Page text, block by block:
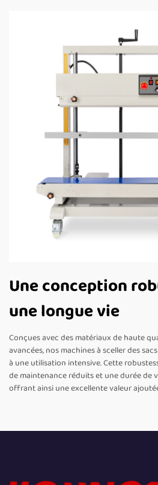
Une conception
une longue vie
Conçues avec des matériaux de haute
avancées, nos machines à sceller des
à une utilisation intensive. Cette
de maintenance réduits et une durée de
offrant ainsi une excellente valeur